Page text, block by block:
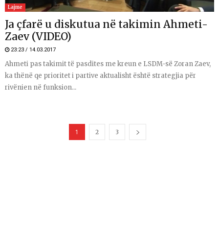
Lajme
Ja çfarë u diskutua në takimin Ahmeti-
Zaev (VIDEO)
23:23 / 14.03.2017
Ahmeti pas takimit të pasdites me kreun e LSDM-së Zoran Zaev,
ka thënë qe prioritet i partive aktualisht është strategjia për
rivënien në funksion...
1 2 3